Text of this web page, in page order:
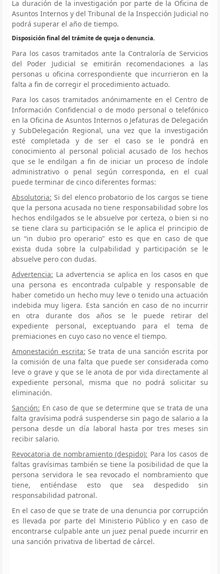
La duración de la investigación por parte de la Oficina de
Asuntos Internos y del Tribunal de la Inspección Judicial no
podrá superar el año de tiempo.
Disposición final del trámite de queja o denuncia.
Para los casos tramitados ante la Contraloría de Servicios
del Poder Judicial se emitirán recomendaciones a las
personas u oficina correspondiente que incurrieron en la
falta a fin de corregir el procedimiento actuado.
Para los casos tramitados anónimamente en el Centro de
Información Confidencial o de modo personal o telefónico
en la Oficina de Asuntos Internos o Jefaturas de Delegación
y SubDelegación Regional, una vez que la investigación
esté completada y de ser el caso se le pondrá en
conocimiento al personal policial acusado de los hechos
que se le endilgan a fin de iniciar un proceso de índole
administrativo o penal según corresponda, en el cual
puede terminar de cinco diferentes formas:
Absolutoria: Si del elenco probatorio de los cargos se tiene
que la persona acusada no tiene responsabilidad sobre los
hechos endilgados se le absuelve por certeza, o bien si no
se tiene clara su participación se le aplica el principio de
un “in dubio pro operario” esto es que en caso de que
exista duda sobre la culpabilidad y participación se le
absuelve pero con dudas.
Advertencia: La advertencia se aplica en los casos en que
una persona es encontrada culpable y responsable de
haber cometido un hecho muy leve o tenido una actuación
indebida muy ligera. Esta sanción en caso de no incurrir
en otra durante dos años se le puede retirar del
expediente personal, exceptuando para el tema de
premiaciones en cuyo caso no vence el tiempo.
Amonestación escrita: Se trata de una sanción escrita por
la comisión de una falta que puede ser considerada como
leve o grave y que se le anota de por vida directamente al
expediente personal, misma que no podrá solicitar su
eliminación.
Sanción: En caso de que se determine que se trata de una
falta gravísima podrá suspenderse sin pago de salario a la
persona desde un día laboral hasta por tres meses sin
recibir salario.
Revocatoria de nombramiento (despido): Para los casos de
faltas gravísimas también se tiene la posibilidad de que la
persona servidora le sea revocado el nombramiento que
tiene, entiéndase esto que sea despedido sin
responsabilidad patronal.
En el caso de que se trate de una denuncia por corrupción
es llevada por parte del Ministerio Público y en caso de
encontrarse culpable ante un juez penal puede incurrir en
una sanción privativa de libertad de cárcel.